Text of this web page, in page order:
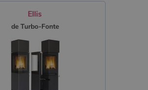
Ellis
de Turbo-Fonte